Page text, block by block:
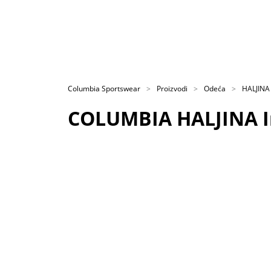
Columbia Sportswear Proizvodi Odeća HALJINA
COLUMBIA